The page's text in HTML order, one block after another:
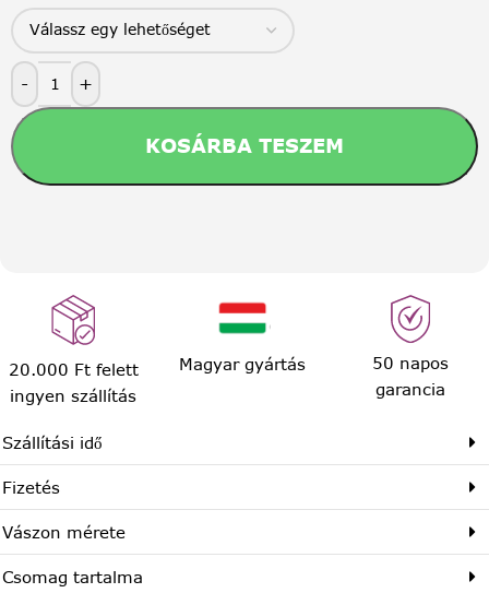
- +
KOSÁRBA TESZEM
20.000 Ft felett
ingyen szállítás
Magyar gyártás
50 napos
garancia
Szállítási idő
Fizetés
Vászon mérete
Csomag tartalma